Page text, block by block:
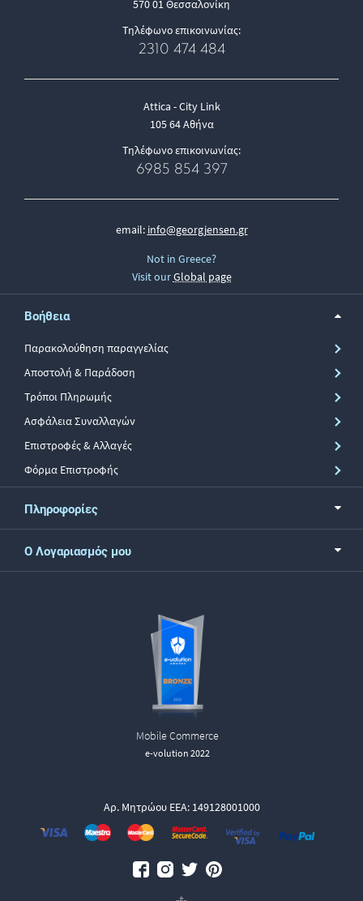
570 01 Θεσσαλονίκη
Τηλέφωνο επικοινωνίας:
2310 474 484
Attica - City Link
105 64 Αθήνα
Τηλέφωνο επικοινωνίας:
6985 854 397
email: info@georgjensen.gr
Not in Greece?
Visit ourGlobal page
Βοήθεια
Παρακολούθηση παραγγελίας
Αποστολή & Παράδοση
Τρόποι Πληρωμής
Ασφάλεια Συναλλαγών
Επιστροφές & Αλλαγές
Φόρμα Επιστροφής
Πληροφορίες
Ο Λογαριασμός μου
Mobile Commerce
e-volution 2022
Αρ. Μητρώου ΕΕΑ: 149128001000